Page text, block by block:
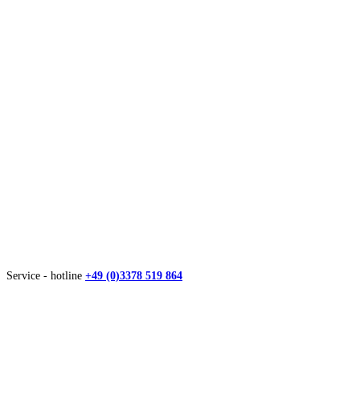
Service - hotline +49 (0)3378 519 864